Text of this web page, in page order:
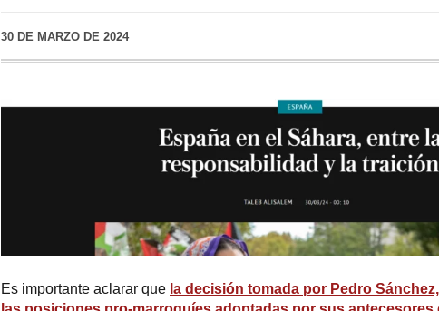
30 DE MARZO DE 2024
Es importante aclarar que la decisión tomada por Pedro